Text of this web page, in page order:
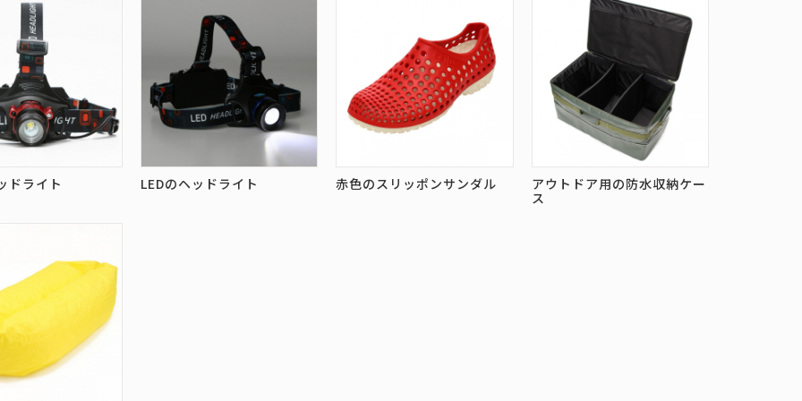
ドライト LEDのヘッドライト 赤色のスリッポンサンダル
アウトドア用の防水収納ケー
ス